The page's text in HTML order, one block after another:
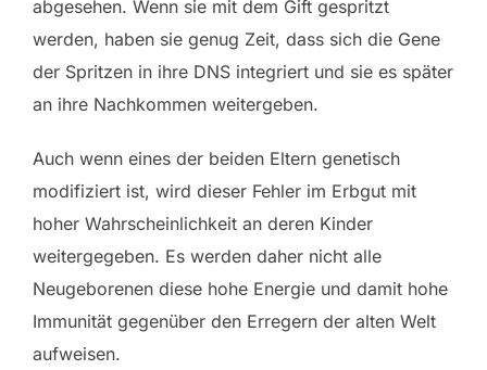
abgesehen. Wenn sie mit dem Gift gespritzt
werden, haben sie genug Zeit, dass sich die Gene
der Spritzen in ihre DNS integriert und sie es später
an ihre Nachkommen weitergeben.
Auch wenn eines der beiden Eltern genetisch
modifiziert ist, wird dieser Fehler im Erbgut mit
hoher Wahrscheinlichkeit an deren Kinder
weitergegeben. Es werden daher nicht alle
Neugeborenen diese hohe Energie und damit hohe
Immunität gegenüber den Erregern der alten Welt
aufweisen.